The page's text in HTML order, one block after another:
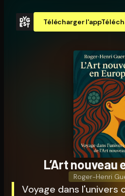
Télécharger l'app
L’Art nouveau
Roger-Henri
Voyage dans l'univers